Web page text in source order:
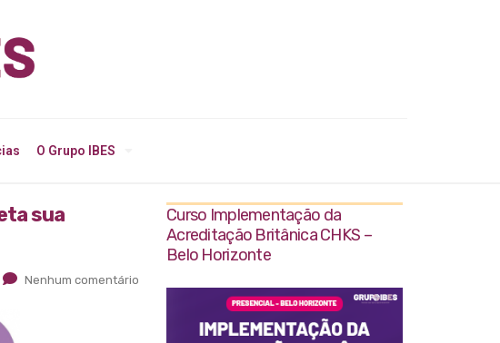
O Grupo IBES
sua
Nenhum comentário
Curso Implementação da
Acreditação Britânica CHKS –
Belo Horizonte